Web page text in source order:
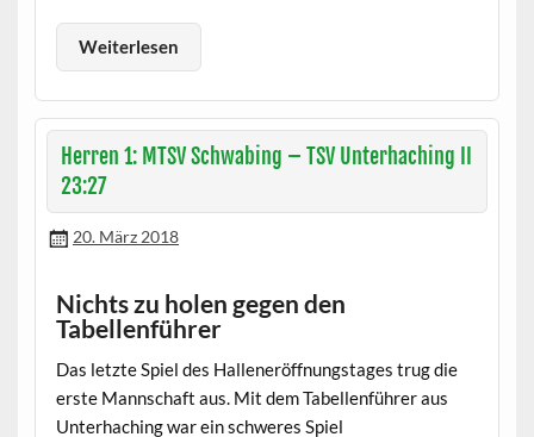
Weiterlesen
Herren 1: MTSV Schwabing – TSV Unterhaching II
23:27
20. März 2018
Nichts zu holen gegen den
Tabellenführer
Das letzte Spiel des Halleneröffnungstages trug die
erste Mannschaft aus. Mit dem Tabellenführer aus
Unterhaching war ein schweres Spiel